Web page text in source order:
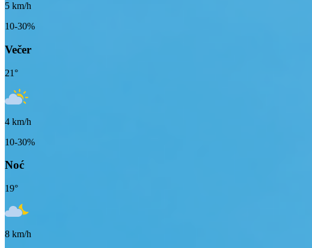
5 km/h
10-30%
Večer
21°
4 km/h
10-30%
Noć
19°
8 km/h